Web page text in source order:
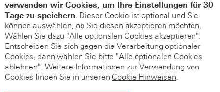
verwenden wir Cookies, um Ihre Einstellungen für 30
Tage zu speichern. Dieser Cookie ist optional und Sie
können auswählen, ob Sie diesen akzeptieren möchten.
Wählen Sie dazu "Alle optionalen Cookies akzeptieren".
Entscheiden Sie sich gegen die Verarbeitung optionaler
Cookies, dann wählen Sie bitte "Alle optionalen Cookies
ablehnen". Weitere Informationen zur Verwendung von
Cookies finden Sie in unseren Cookie Hinweisen.